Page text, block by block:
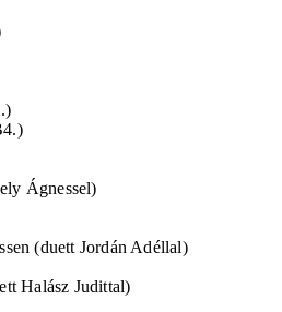
Ágnessel)
(duett Jordán Adéllal)
Halász Judittal)